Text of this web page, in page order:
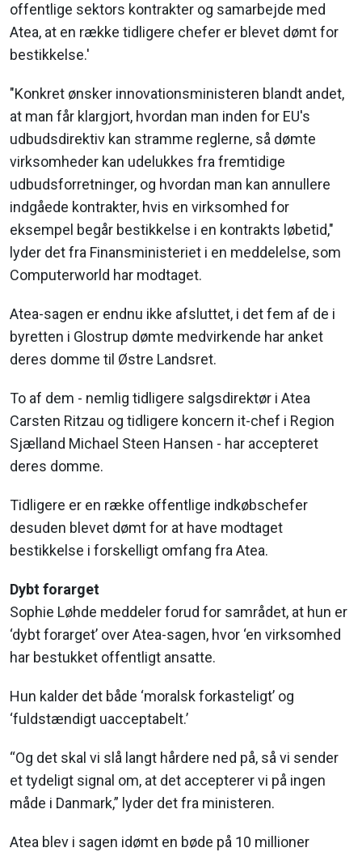
offentlige sektors kontrakter og samarbejde med
Atea, at en række tidligere chefer er blevet dømt for
bestikkelse.'
"Konkret ønsker innovationsministeren blandt andet,
at man får klargjort, hvordan man inden for EU's
udbudsdirektiv kan stramme reglerne, så dømte
virksomheder kan udelukkes fra fremtidige
udbudsforretninger, og hvordan man kan annullere
indgåede kontrakter, hvis en virksomhed for
eksempel begår bestikkelse i en kontrakts løbetid,"
lyder det fra Finansministeriet i en meddelelse, som
Computerworld har modtaget.
Atea-sagen er endnu ikke afsluttet, i det fem af de i
byretten i Glostrup dømte medvirkende har anket
deres domme til Østre Landsret.
To af dem - nemlig tidligere salgsdirektør i Atea
Carsten Ritzau og tidligere koncern it-chef i Region
Sjælland Michael Steen Hansen - har accepteret
deres domme.
Tidligere er en række offentlige indkøbschefer
desuden blevet dømt for at have modtaget
bestikkelse i forskelligt omfang fra Atea.
Dybt forarget
Sophie Løhde meddeler forud for samrådet, at hun er
‘dybt forarget’ over Atea-sagen, hvor ‘en virksomhed
har bestukket offentligt ansatte.
Hun kalder det både ‘moralsk forkasteligt’ og
‘fuldstændigt uacceptabelt.’
“Og det skal vi slå langt hårdere ned på, så vi sender
et tydeligt signal om, at det accepterer vi på ingen
måde i Danmark,” lyder det fra ministeren.
Atea blev i sagen idømt en bøde på 10 millioner